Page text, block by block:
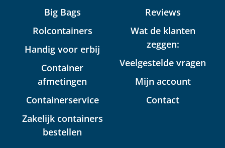
Big Bags
Rolcontainers
Handig voor erbij
Container
afmetingen
Containerservice
Zakelijk containers
bestellen
Reviews
Wat de klanten
zeggen:
Veelgestelde vragen
Mijn account
Contact